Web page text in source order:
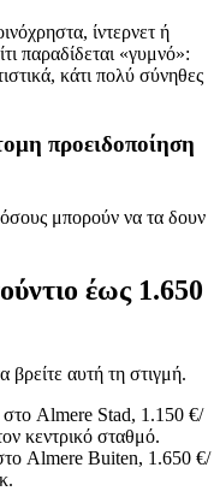
ίντερνετ ή
παραδίδεται «γυμνό»:
κάτι πολύ σύνηθες
προειδοποίηση
μπορούν να τα δουν
έως 1.650
αυτή τη στιγμή.
Almere Stad, 1.150 €/
κεντρικό σταθμό.
Almere Buiten, 1.650 €/